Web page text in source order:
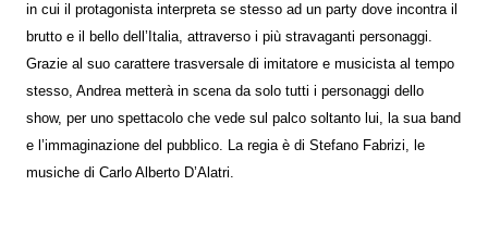
in cui il protagonista interpreta se stesso ad un party dove incontra il
brutto e il bello dell’Italia, attraverso i più stravaganti personaggi.
Grazie al suo carattere trasversale di imitatore e musicista al tempo
stesso, Andrea metterà in scena da solo tutti i personaggi dello
show, per uno spettacolo che vede sul palco soltanto lui, la sua band
e l’immaginazione del pubblico. La regia è di Stefano Fabrizi, le
musiche di Carlo Alberto D’Alatri.